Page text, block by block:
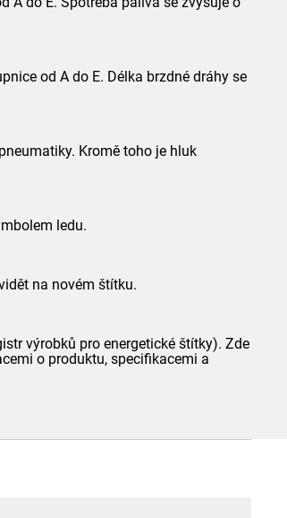
od A do E. Délka brzdné dráhy se
Kromě toho je hluk
ledu.
na novém štítku.
výrobků pro energetické štítky). Zde
o produktu, specifikacemi a